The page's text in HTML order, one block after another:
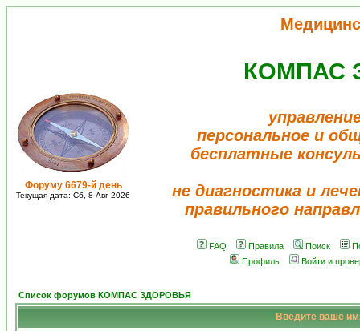
Форуму 6679-й день
Текущая дата: Сб, 8 Авг 2026
КОМПАС
персональное и
бесплатные
не диагностика и
правильного
FAQ Правила Поиск
Профиль
Войти и
Список форумов КОМПАС ЗДОРОВЬЯ
Введите ваше